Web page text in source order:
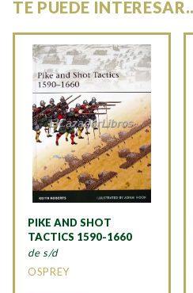
TE PUEDE
PIKE AND SHOT
TACTICS 1590-1660
de s/d
OSPREY